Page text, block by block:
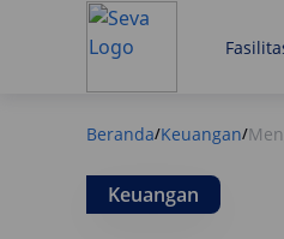
Beranda/Keuangan/
Keuangan